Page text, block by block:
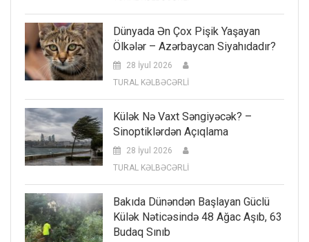
Dünyada Ən Çox Pişik Yaşayan
Ölkələr – Azərbaycan Siyahıdadır?
28 İyul 2026
TURAL KƏLBƏCƏRLİ
Külək Nə Vaxt Səngiyəcək? –
Sinoptiklərdən Açıqlama
28 İyul 2026
TURAL KƏLBƏCƏRLİ
Bakıda Dünəndən Başlayan Güclü
Külək Nəticəsində 48 Ağac Aşıb, 63
Budaq Sınıb